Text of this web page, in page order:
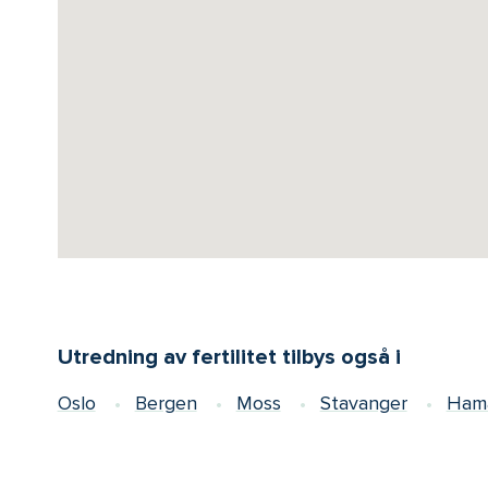
Utredning av fertilitet tilbys også i
Oslo Bergen Moss Stavanger